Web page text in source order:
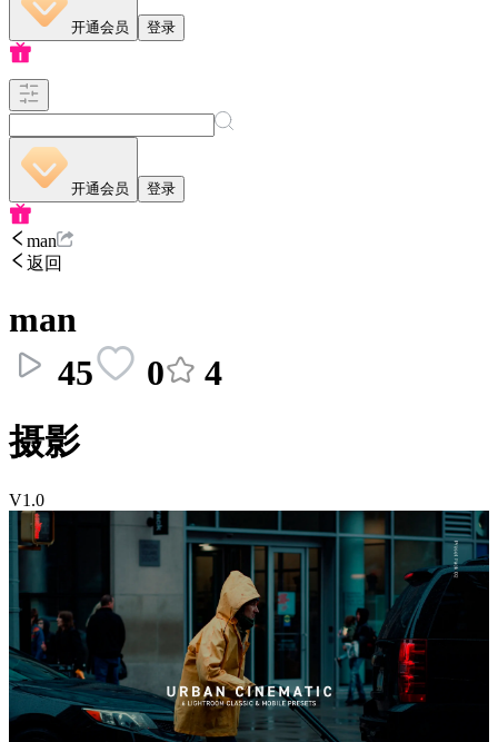
开通会员 登录
开通会员 登录
man
返回
man
45
0
4
摄影
V1.0